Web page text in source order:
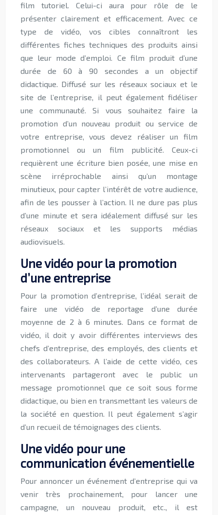
film tutoriel. Celui-ci aura pour rôle de le
présenter clairement et efficacement. Avec ce
type de vidéo, vos cibles connaîtront les
différentes fiches techniques des produits ainsi
que leur mode d’emploi. Ce film produit d’une
durée de 60 à 90 secondes a un objectif
didactique. Diffusé sur les réseaux sociaux et le
site de l’entreprise, il peut également fidéliser
une communauté. Si vous souhaitez faire la
promotion d’un nouveau produit ou service de
votre entreprise, vous devez réaliser un film
promotionnel ou un film publicité. Ceux-ci
requièrent une écriture bien posée, une mise en
scène irréprochable ainsi qu’un montage
minutieux, pour capter l’intérêt de votre audience,
afin de les pousser à l’action. Il ne dure pas plus
d’une minute et sera idéalement diffusé sur les
réseaux sociaux et les supports médias
audiovisuels.
Une vidéo pour la promotion
d’une entreprise
Pour la promotion d’entreprise, l’idéal serait de
faire une vidéo de reportage d’une durée
moyenne de 2 à 6 minutes. Dans ce format de
vidéo, il doit y avoir différentes interviews des
chefs d’entreprise, des employés, des clients et
des collaborateurs. A l’aide de cette vidéo, ces
intervenants partageront avec le public un
message promotionnel que ce soit sous forme
didactique, ou bien en transmettant les valeurs de
la société en question. Il peut également s’agir
d’un recueil de témoignages des clients.
Une vidéo pour une
communication événementielle
Pour annoncer un événement d’entreprise qui va
venir très prochainement, pour lancer une
campagne, un nouveau produit, etc., il est